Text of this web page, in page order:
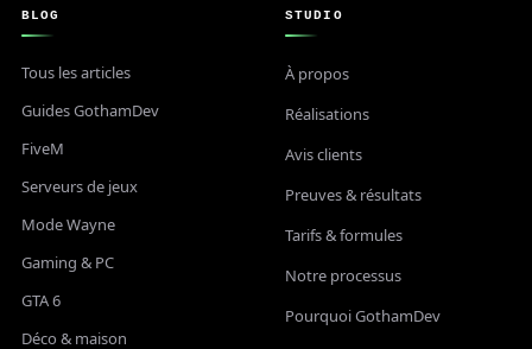
BLOG
Tous les articles
Guides GothamDev
FiveM
Serveurs de jeux
Mode Wayne
Gaming & PC
GTA 6
Déco & maison
STUDIO
À propos
Réalisations
Avis clients
Preuves & résultats
Tarifs & formules
Notre processus
Pourquoi GothamDev